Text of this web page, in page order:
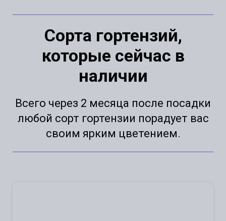
Сорта гортензий,
которые сейчас в
наличии
Всего через 2 месяца после посадки
любой сорт гортензии порадует вас
своим ярким цветением.